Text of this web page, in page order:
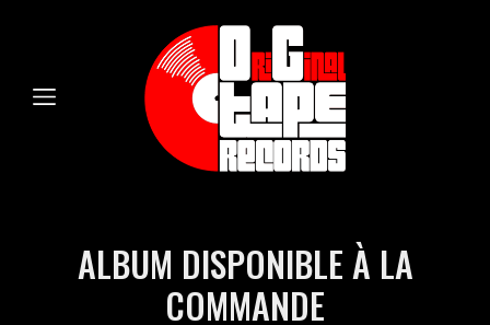
ALBUM DISPONIBLE À LA
COMMANDE